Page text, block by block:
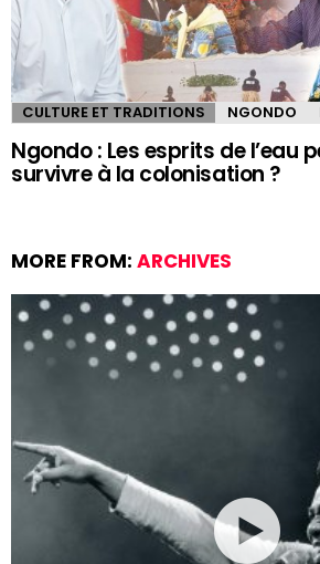
CULTURE ET TRADITIONS NGONDO
Ngondo : Les esprits de l’eau
survivre à la colonisation ?
MORE FROM: ARCHIVES